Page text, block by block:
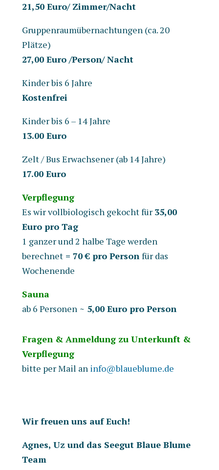
21,50 Euro/ Zimmer/Nacht
Gruppenraumübernachtungen (ca. 20
Plätze)
27,00 Euro /Person/ Nacht
Kinder bis 6 Jahre
Kostenfrei
Kinder bis 6 – 14 Jahre
13.00 Euro
Zelt / Bus Erwachsener (ab 14 Jahre)
17.00 Euro
Verpflegung
Es wir vollbiologisch gekocht für 35,00
Euro pro Tag
1 ganzer und 2 halbe Tage werden
berechnet= 70 € pro Person für das
Wochenende
Sauna
ab 6 Personen~ 5,00 Euro pro Person
Fragen & Anmeldung zu Unterkunft &
Verpflegung
bitte per Mail an info@blaueblume.de
Wir freuen uns auf Euch!
Agnes, Uz und das Seegut Blaue Blume
Team